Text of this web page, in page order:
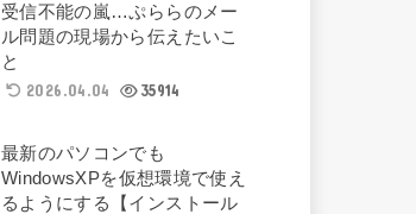
受信不能の嵐…ぷららのメー
ル問題の現場から伝えたいこ
と
2026.04.04
35914
最新のパソコンでも
WindowsXPを仮想環境で使え
るようにする【インストール